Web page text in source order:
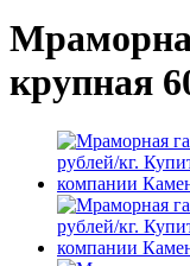
крупная